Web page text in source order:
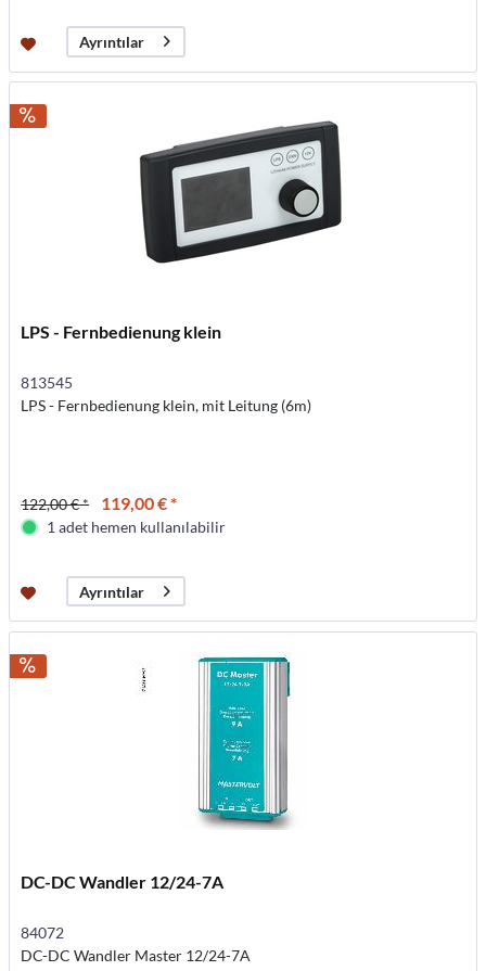
Ayrıntılar
LPS - Fernbedienung klein
813545
LPS - Fernbedienung klein, mit Leitung (6m)
122,00 € * 119,00 € *
1 adet hemen kullanılabilir
Ayrıntılar
DC-DC Wandler 12/24-7A
84072
DC-DC Wandler Master 12/24-7A